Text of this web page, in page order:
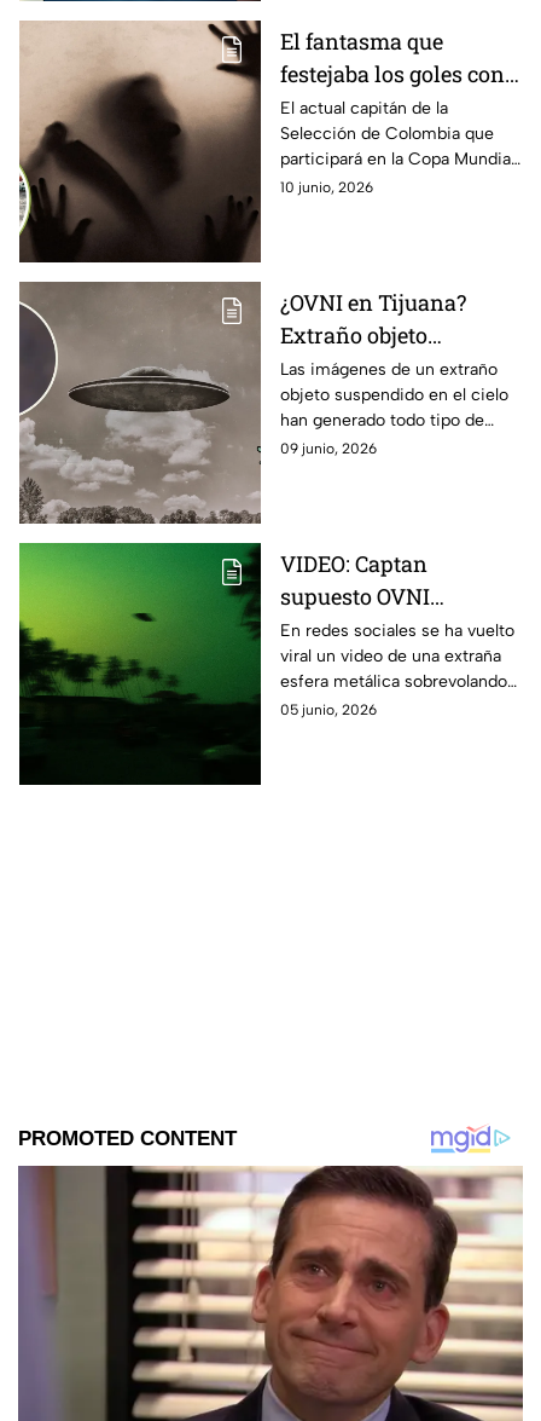
El fantasma que
festejaba los goles con
el capitán de la
Selección de Colombia
cuando jugaba en el
Porto
El actual capitán de la
Selección de Colombia que
participará en la Copa Mundial
de la FIFA 2026 TM, no sabía
10 junio, 2026
¿OVNI en Tijuana?
Extraño objeto
triangular inmóvil
sorprende a habitantes
y causa debate
Las imágenes de un extraño
objeto suspendido en el cielo
han generado todo tipo de
especulaciones.
09 junio, 2026
VIDEO: Captan
supuesto OVNI
sobrevolando zona de
Polanco en la Ciudad
de México
En redes sociales se ha vuelto
viral un video de una extraña
esfera metálica sobrevolando
la zona de Polanco, en la
05 junio, 2026